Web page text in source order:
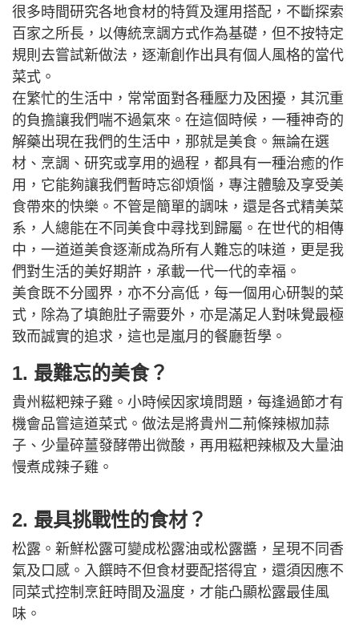
很多時間研究各地食材的特質及運用搭配，不斷探索
百家之所長，以傳統烹調方式作為基礎，但不按特定
規則去嘗試新做法，逐漸創作出具有個人風格的當代
菜式。
在繁忙的生活中，常常面對各種壓力及困擾，其沉重
的負擔讓我們喘不過氣來。在這個時候，一種神奇的
解藥出現在我們的生活中，那就是美食。無論在選
材、烹調、研究或享用的過程，都具有一種治癒的作
用，它能夠讓我們暫時忘卻煩惱，專注體驗及享受美
食帶來的快樂。不管是簡單的調味，還是各式精美菜
系，人總能在不同美食中尋找到歸屬。在世代的相傳
中，一道道美食逐漸成為所有人難忘的味道，更是我
們對生活的美好期許，承載一代一代的幸福。
美食既不分國界，亦不分高低，每一個用心研製的菜
式，除為了填飽肚子需要外，亦是滿足人對味覺最極
致而誠實的追求，這也是嵐月的餐廳哲學。
1. 最難忘的美食？
貴州糍粑辣子雞。小時候因家境問題，每逢過節才有
機會品嘗這道菜式。做法是將貴州二荊條辣椒加蒜
子、少量碎薑發酵帶出微酸，再用糍粑辣椒及大量油
慢煮成辣子雞。
2. 最具挑戰性的食材？
松露。新鮮松露可變成松露油或松露醬，呈現不同香
氣及口感。入饌時不但食材要配搭得宜，還須因應不
同菜式控制烹飪時間及溫度，才能凸顯松露最佳風
味。